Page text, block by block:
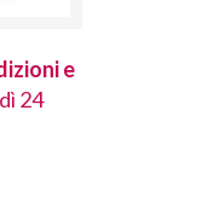
e
24